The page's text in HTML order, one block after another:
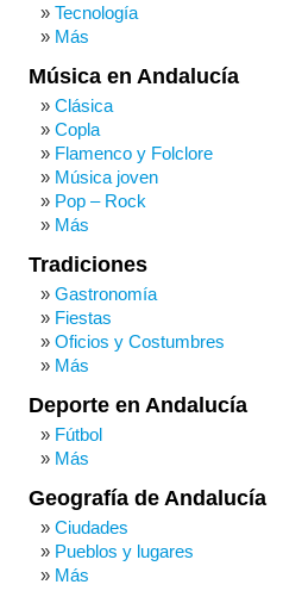
Tecnología
Más
Música en Andalucía
Clásica
Copla
Flamenco y Folclore
Música joven
Pop – Rock
Más
Tradiciones
Gastronomía
Fiestas
Oficios y Costumbres
Más
Deporte en Andalucía
Fútbol
Más
Geografía de Andalucía
Ciudades
Pueblos y lugares
Más